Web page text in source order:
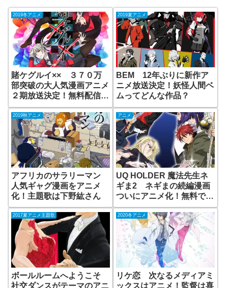
2019冬アニメ
賭ケグルイ×× ３７０万
部突破の大人気漫画アニメ
２期放送決定！無料配信は
ある？
2019夏アニメ
BEM 12年ぶりに新作ア
ニメ放送決定！妖怪人間ベ
ムってどんな作品？
2019秋アニメ
アフリカのサラリーマン
人気ギャグ漫画をアニメ
化！主題歌は下野紘さん
アニメ
UQ HOLDER 魔法先生ネ
ギま2 ネギまの続編漫画
ついにアニメ化！無料で見
られる動画配信サイトはあ
る？
2017夏アニメ主題歌
ボールルームへようこそ
社交ダンスがテーマのアニ
2020冬アニメ
リケ恋 次なるメディアミ
ックスはアニメ！監督は喜